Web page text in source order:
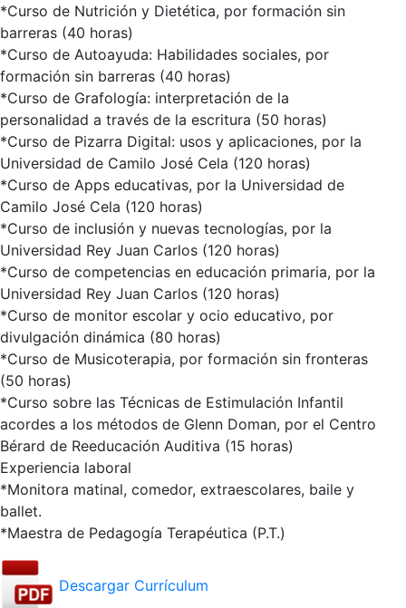
*Curso de Nutrición y Dietética, por formación sin
barreras (40 horas)
*Curso de Autoayuda: Habilidades sociales, por
formación sin barreras (40 horas)
*Curso de Grafología: interpretación de la
personalidad a través de la escritura (50 horas)
*Curso de Pizarra Digital: usos y aplicaciones, por la
Universidad de Camilo José Cela (120 horas)
*Curso de Apps educativas, por la Universidad de
Camilo José Cela (120 horas)
*Curso de inclusión y nuevas tecnologías, por la
Universidad Rey Juan Carlos (120 horas)
*Curso de competencias en educación primaria, por la
Universidad Rey Juan Carlos (120 horas)
*Curso de monitor escolar y ocio educativo, por
divulgación dinámica (80 horas)
*Curso de Musicoterapia, por formación sin fronteras
(50 horas)
*Curso sobre las Técnicas de Estimulación Infantil
acordes a los métodos de Glenn Doman, por el Centro
Bérard de Reeducación Auditiva (15 horas)
Experiencia laboral
*Monitora matinal, comedor, extraescolares, baile y
ballet.
*Maestra de Pedagogía Terapéutica (P.T.)
Descargar Currículum